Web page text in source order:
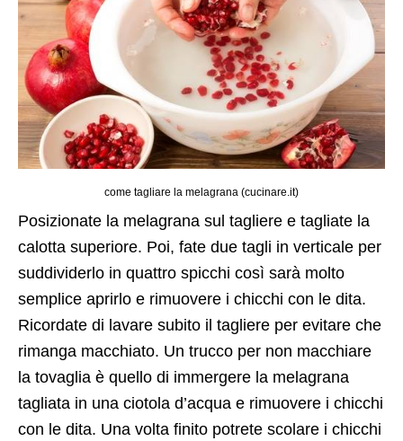
come tagliare la melagrana (cucinare.it)
Posizionate la melagrana sul tagliere e tagliate la
calotta superiore. Poi, fate due tagli in verticale per
suddividerlo in quattro spicchi così sarà molto
semplice aprirlo e rimuovere i chicchi con le dita.
Ricordate di lavare subito il tagliere per evitare che
rimanga macchiato. Un trucco per non macchiare
la tovaglia è quello di immergere la melagrana
tagliata in una ciotola d’acqua e rimuovere i chicchi
con le dita. Una volta finito potrete scolare i chicchi